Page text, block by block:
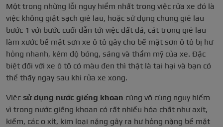
Một trong những lỗi nguy hiểm nhất trong việc rửa xe đó là
việc không giặt sạch giẻ lau, hoặc sử dụng chung giẻ lau
bước 1 với bước cuối dẫn tới việc đất đá, cát trong giẻ lau
làm xước bề mặt sơn xe ô tô gây cho bề mặt sơn ô tô bị hư
hỏng nhanh, kém độ bóng, sáng và thẩm mỹ của xe. Đặc
biệt đối với xe ô tô có màu đen thì thật là tai hại và bạn có
thể thấy ngay sau khi rửa xe xong.
Việc sử dụng nước giếng khoan cũng vô cùng nguy hiểm
vì trong nước giếng khoan có rất nhiều hóa chất như axít,
kiềm, các o xít, kim loại nặng gây ra hư hỏng nặng bề mặt